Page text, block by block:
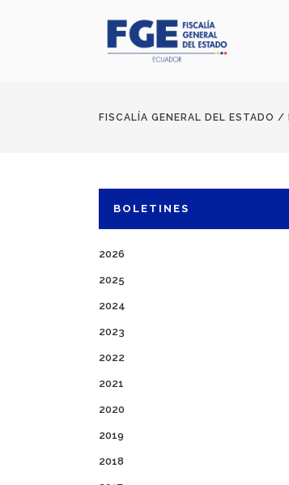
FISCALÍA GENERAL DEL ESTADO /
BOLETINES
2026
2025
2024
2023
2022
2021
2020
2019
2018